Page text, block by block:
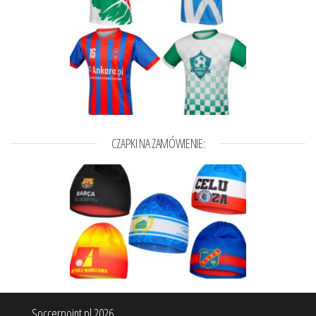
CZAPKI NA ZAMÓWIENIE: